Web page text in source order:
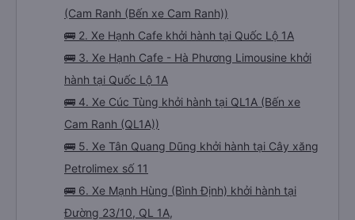
(Cam Ranh (Bến xe Cam Ranh))
🚌 2. Xe Hạnh Cafe khởi hành tại Quốc Lộ 1A
🚌 3. Xe Hạnh Cafe - Hà Phương Limousine khởi
hành tại Quốc Lộ 1A
🚌 4. Xe Cúc Tùng khởi hành tại QL1A (Bến xe
Cam Ranh (QL1A))
🚌 5. Xe Tân Quang Dũng khởi hành tại Cây xăng
Petrolimex số 11
🚌 6. Xe Mạnh Hùng (Bình Định) khởi hành tại
Đường 23/10, QL 1A,